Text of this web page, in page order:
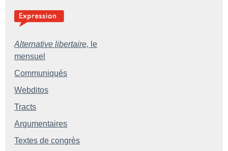
Alternative libertaire, le
mensuel
Communiqués
Webditos
Tracts
Argumentaires
Textes de congrès